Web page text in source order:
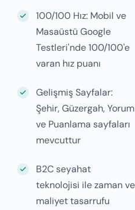
100/100 Hız: Mobil ve
Masaüstü Google
Testleri'nde 100/100'e
varan hız puanı
Gelişmiş Sayfalar:
Şehir, Güzergah, Yorum
ve Puanlama sayfaları
mevcuttur
B2C seyahat
teknolojisi ile zaman ve
maliyet tasarrufu